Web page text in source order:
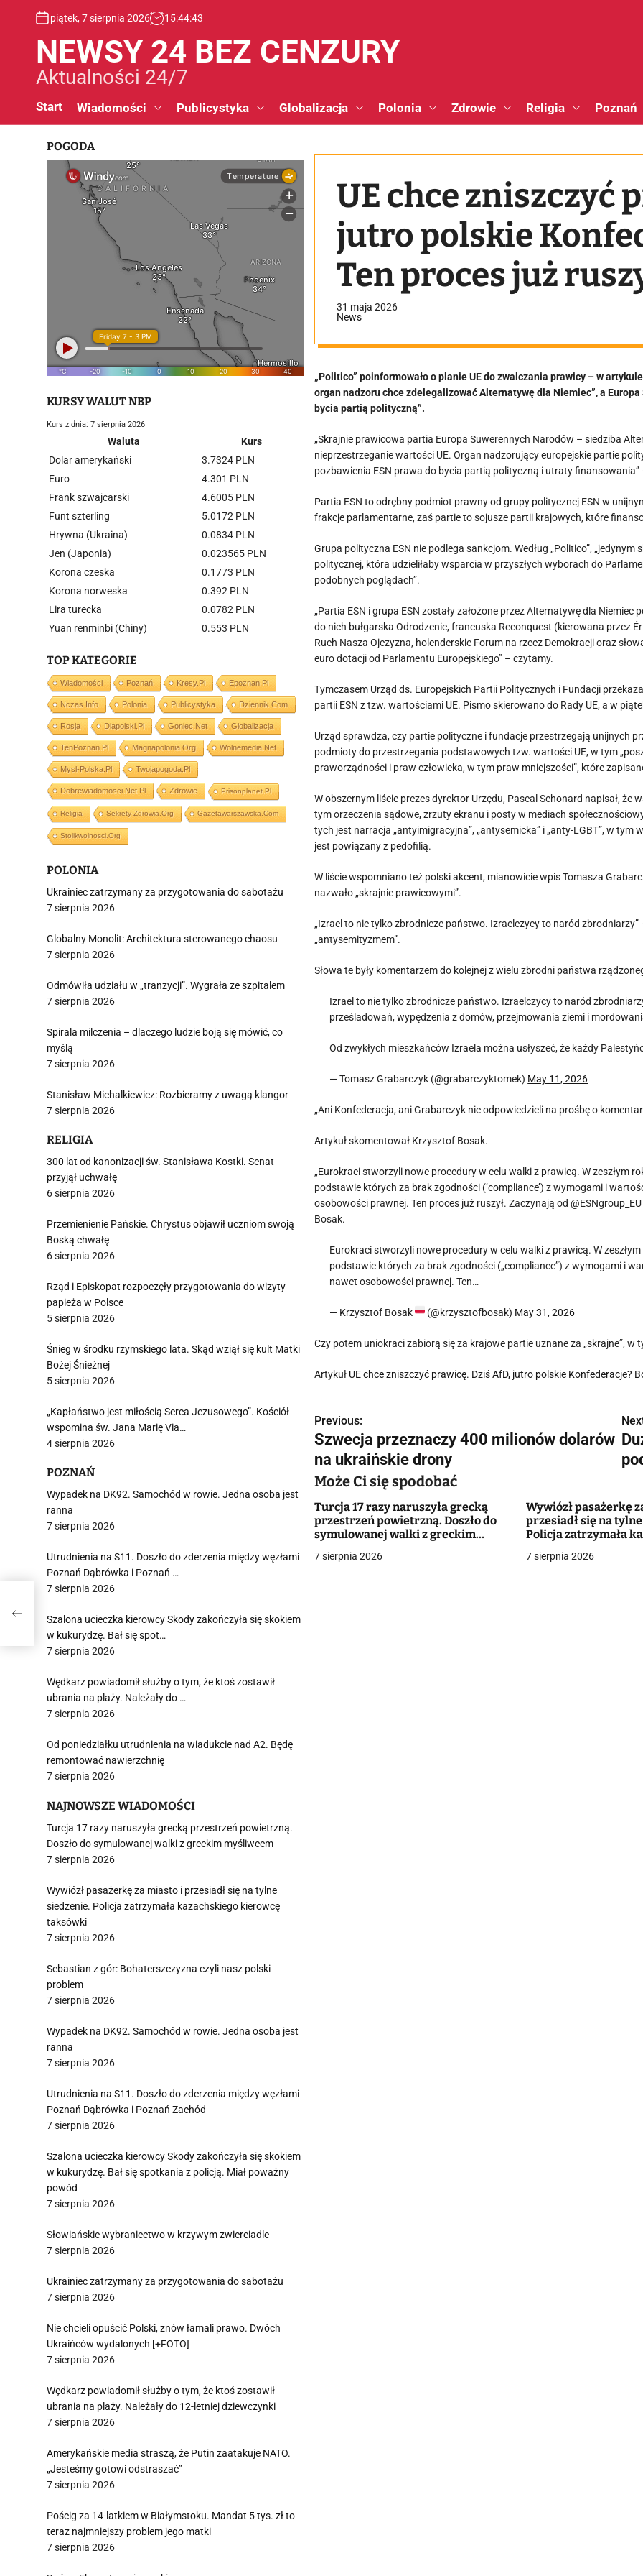
piątek, 7 sierpnia 2026 15:44:44
NEWSY 24 BEZ CENZURY
Aktualności 24/7
Start Wiadomości Publicystyka Globalizacja Polonia Zdrowie Religia Poznań
UE chce zniszczyć
jutro polskie
Ten proces już
31 maja 2026
News
„Politico” poinformowało o planie UE do zwalczania prawicy – w
organ nadzoru chce zdelegalizować Alternatywę dla Niemiec”, a
bycia partią polityczną”.
„Skrajnie prawicowa partia Europa Suwerennych Narodów – siedziba
nieprzestrzeganie wartości UE. Organ nadzorujący europejskie partie
pozbawienia ESN prawa do bycia partią polityczną i utraty finansowania”
Partia ESN to odrębny podmiot prawny od grupy politycznej ESN w
frakcje parlamentarne, zaś partie to sojusze partii krajowych, które
Grupa polityczna ESN nie podlega sankcjom. Według „Politico”,
politycznej, która udzieliłaby wsparcia w przyszłych wyborach do
podobnych poglądach”.
„Partia ESN i grupa ESN zostały założone przez Alternatywę dla
do nich bułgarska Odrodzenie, francuska Reconquest (kierowana przez
Ruch Nasza Ojczyzna, holenderskie Forum na rzecz Demokracji oraz
euro dotacji od Parlamentu Europejskiego” – czytamy.
Tymczasem Urząd ds. Europejskich Partii Politycznych i Fundacji
partii ESN z tzw. wartościami UE. Pismo skierowano do Rady UE, a w
Urząd sprawdza, czy partie polityczne i fundacje przestrzegają unijnych
podmioty do przestrzegania podstawowych tzw. wartości UE, w tym
praworządności i praw człowieka, w tym praw mniejszości”, które
W obszernym liście prezes dyrektor Urzędu, Pascal Schonard napisał, że
tym orzeczenia sądowe, zrzuty ekranu i posty w mediach
tych jest narracja „antyimigracyjna”, „antysemicka” i „anty-LGBT”, w
jest powiązany z pedofilią.
W liście wspomniano też polski akcent, mianowicie wpis Tomasza
nazwało „skrajnie prawicowymi”.
„Izrael to nie tylko zbrodnicze państwo. Izraelczycy to naród
„antysemityzmem”.
Słowa te były komentarzem do kolejnej z wielu zbrodni państwa
Izrael to nie tylko zbrodnicze państwo. Izraelczycy to naród
prześladowań, wypędzenia z domów, przejmowania ziemi i
Od zwykłych mieszkańców Izraela można usłyszeć, że każdy
— Tomasz Grabarczyk (@grabarczyktomek) May 11, 2026
„Ani Konfederacja, ani Grabarczyk nie odpowiedzieli na prośbę o
Artykuł skomentował Krzysztof Bosak.
„Eurokraci stworzyli nowe procedury w celu walki z prawicą. W zeszłym
podstawie których za brak zgodności (’compliance’) z wymogami i
osobowości prawnej. Ten proces już ruszył. Zaczynają od
Bosak.
Eurokraci stworzyli nowe procedury w celu walki z prawicą. W
podstawie których za brak zgodności („compliance”) z wymogami i
nawet osobowości prawnej. Ten…
— Krzysztof Bosak (@krzysztofbosak) May 31, 2026
Czy potem uniokraci zabiorą się za krajowe partie uznane za „skrajne”, w
Artykuł UE chce zniszczyć prawicę. Dziś AfD, jutro polskie Konfederacje?
N
a
w
i
g
a
Previous:
Szwecja przeznaczy 400 milionów dolarów
na ukraińskie drony
Może Ci się spodobać
Turcja 17 razy naruszyła grecką
przestrzeń powietrzną. Doszło do
symulowanej walki z greckim
7 sierpnia 2026
Wywiózł pasażerkę
przesiadł się na
Policja zatrzymała
7 sierpnia 2026
POGODA
KURSY WALUT NBP
Kurs z dnia: 7 sierpnia 2026
Waluta
Kurs
Dolar amerykański
3.7324 PLN
Euro
4.301 PLN
Frank szwajcarski
4.6005 PLN
Funt szterling
5.0172 PLN
Hrywna (Ukraina)
0.0834 PLN
Jen (Japonia)
0.023565 PLN
Korona czeska
0.1773 PLN
Korona norweska
0.392 PLN
Lira turecka
0.0782 PLN
Yuan renminbi (Chiny)
0.553 PLN
TOP KATEGORIE
Wiadomości Poznań Kresy.pl Epoznan.pl
Nczas.info Polonia Publicystyka Dziennik.com
Rosja Dlapolski.pl Goniec.net Globalizacja
TenPoznan.pl Magnapolonia.org Wolnemedia.net
Mysl-Polska.pl Twojapogoda.pl
Dobrewiadomosci.net.pl Zdrowie Prisonplanet.pl
Religia Sekrety-Zdrowia.org Gazetawarszawska.com
Stolikwolnosci.org
POLONIA
Ukrainiec zatrzymany za przygotowania do sabotażu
7 sierpnia 2026
Globalny Monolit: Architektura sterowanego chaosu
7 sierpnia 2026
Odmówiła udziału w „tranzycji”. Wygrała ze szpitalem
7 sierpnia 2026
Spirala milczenia – dlaczego ludzie boją się mówić, co
myślą
7 sierpnia 2026
Stanisław Michalkiewicz: Rozbieramy z uwagą klangor
7 sierpnia 2026
RELIGIA
300 lat od kanonizacji św. Stanisława Kostki. Senat
przyjął uchwałę
6 sierpnia 2026
Przemienienie Pańskie. Chrystus objawił uczniom swoją
Boską chwałę
6 sierpnia 2026
Rząd i Episkopat rozpoczęły przygotowania do wizyty
papieża w Polsce
5 sierpnia 2026
Śnieg w środku rzymskiego lata. Skąd wziął się kult Matki
Bożej Śnieżnej
5 sierpnia 2026
„Kapłaństwo jest miłością Serca Jezusowego”. Kościół
wspomina św. Jana Marię Via…
4 sierpnia 2026
POZNAŃ
Wypadek na DK92. Samochód w rowie. Jedna osoba jest
ranna
7 sierpnia 2026
Utrudnienia na S11. Doszło do zderzenia między węzłami
Poznań Dąbrówka i Poznań …
7 sierpnia 2026
Szalona ucieczka kierowcy Skody zakończyła się skokiem
w kukurydzę. Bał się spot…
7 sierpnia 2026
Wędkarz powiadomił służby o tym, że ktoś zostawił
ubrania na plaży. Należały do …
7 sierpnia 2026
Od poniedziałku utrudnienia na wiadukcie nad A2. Będę
remontować nawierzchnię
7 sierpnia 2026
NAJNOWSZE WIADOMOŚCI
Turcja 17 razy naruszyła grecką przestrzeń powietrzną.
Doszło do symulowanej walki z greckim myśliwcem
7 sierpnia 2026
Wywiózł pasażerkę za miasto i przesiadł się na tylne
siedzenie. Policja zatrzymała kazachskiego kierowcę
taksówki
7 sierpnia 2026
Sebastian z gór: Bohaterszczyzna czyli nasz polski
problem
7 sierpnia 2026
Wypadek na DK92. Samochód w rowie. Jedna osoba jest
ranna
7 sierpnia 2026
Utrudnienia na S11. Doszło do zderzenia między węzłami
Poznań Dąbrówka i Poznań Zachód
7 sierpnia 2026
Szalona ucieczka kierowcy Skody zakończyła się skokiem
w kukurydzę. Bał się spotkania z policją. Miał poważny
powód
7 sierpnia 2026
Słowiańskie wybraniectwo w krzywym zwierciadle
7 sierpnia 2026
Ukrainiec zatrzymany za przygotowania do sabotażu
7 sierpnia 2026
Nie chcieli opuścić Polski, znów łamali prawo. Dwóch
Ukraińców wydalonych [+FOTO]
7 sierpnia 2026
Wędkarz powiadomił służby o tym, że ktoś zostawił
ubrania na plaży. Należały do 12-letniej dziewczynki
7 sierpnia 2026
Amerykańskie media straszą, że Putin zaatakuje NATO.
„Jesteśmy gotowi odstraszać”
7 sierpnia 2026
Pościg za 14-latkiem w Białymstoku. Mandat 5 tys. zł to
teraz najmniejszy problem jego matki
7 sierpnia 2026